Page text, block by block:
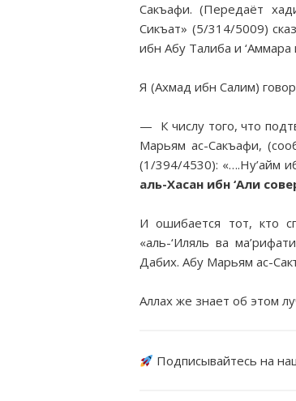
Сакъафи. (Передаёт
Сикъат» (5/314/5009)
ибн Абу Талиба и
Я (Ахмад ибн Салим)
— К числу того, что
Марьям ас-Сакъафи,
(1/394/4530): «….Ну’айм
аль-Хасан ибн ‘Али
И ошибается тот, кто
«аль-‘Иляль ва
Дабих. Абу Марьям ас-
Аллах же знает об этом
Подписывайтесь на